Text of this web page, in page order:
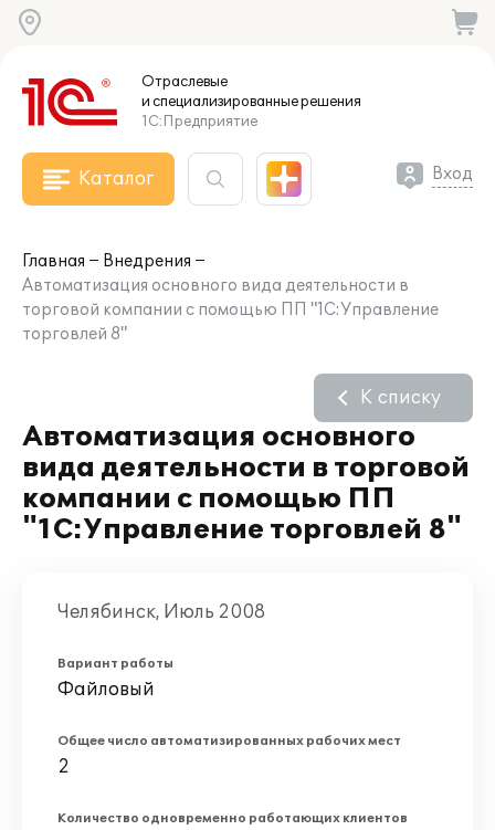
Отраслевые
и специализированныерешения
1С:Предприятие
Каталог Вход
Главная
Внедрения
Автоматизация основного вида деятельности в
торговой компании с помощью ПП "1С:Управление
торговлей 8"
Автоматизация основного
вида деятельности в торговой
компании с помощью ПП
"1С:Управление торговлей 8"
К списку
Челябинск, Июль 2008
Вариант работы
Файловый
Общее число автоматизированных рабочих мест
2
Количество одновременно работающих клиентов